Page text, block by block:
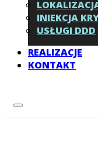
INIEKCJA
USŁUGI DDD
REALIZACJE
KONTAKT